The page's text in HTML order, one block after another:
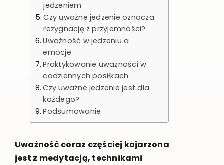
jedzeniem
Czy uważne jedzenie oznacza
rezygnację z przyjemności?
Uważność w jedzeniu a
emocje
Praktykowanie uważności w
codziennych posiłkach
Czy uważne jedzenie jest dla
każdego?
Podsumowanie
Uważność coraz częściej kojarzona
jest z medytacją, technikami